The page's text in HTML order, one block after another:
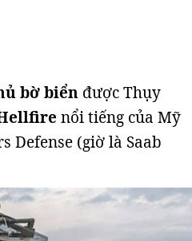
bờ biển được Thụy
nổi tiếng của Mỹ
Defense (giờ là Saab